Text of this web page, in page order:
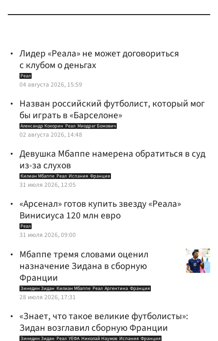
Лидер «Реала» не может договориться
с клубом о деньгах
Реал
04 августа 2026, 15:59
Назван российский футболист, который мог
бы играть в «Барселоне»
Александр Кокорин Реал Миодраг Божович
02 августа 2026, 14:48
Девушка Мбаппе намерена обратиться в суд
из-за слухов
Килиан Мбаппе Реал Испания Франция
31 июля 2026, 12:05
«Арсенал» готов купить звезду «Реала»
Винисиуса 120 млн евро
Реал
31 июля 2026, 09:00
Мбаппе тремя словами оценил
назначение Зидана в сборную
Франции
Зинедин Зидан Килиан Мбаппе Реал Аргентина Франция
28 июля 2026, 17:31
«Знает, что такое великие футболисты»:
Зидан возглавил сборную Франции
Зинедин Зидан Реал УЕФА Николай Наумов Испания Франция